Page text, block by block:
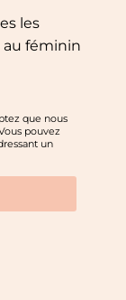
les
au féminin